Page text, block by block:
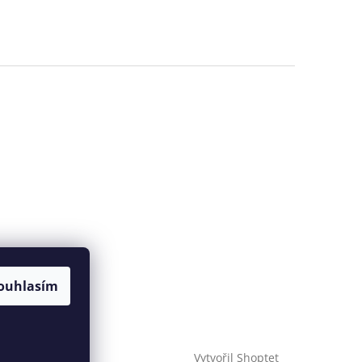
Vytvořil Shoptet